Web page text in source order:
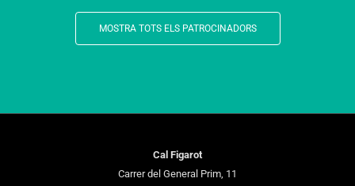
MOSTRA TOTS ELS PATROCINADORS
Cal Figarot
Carrer del General Prim, 11